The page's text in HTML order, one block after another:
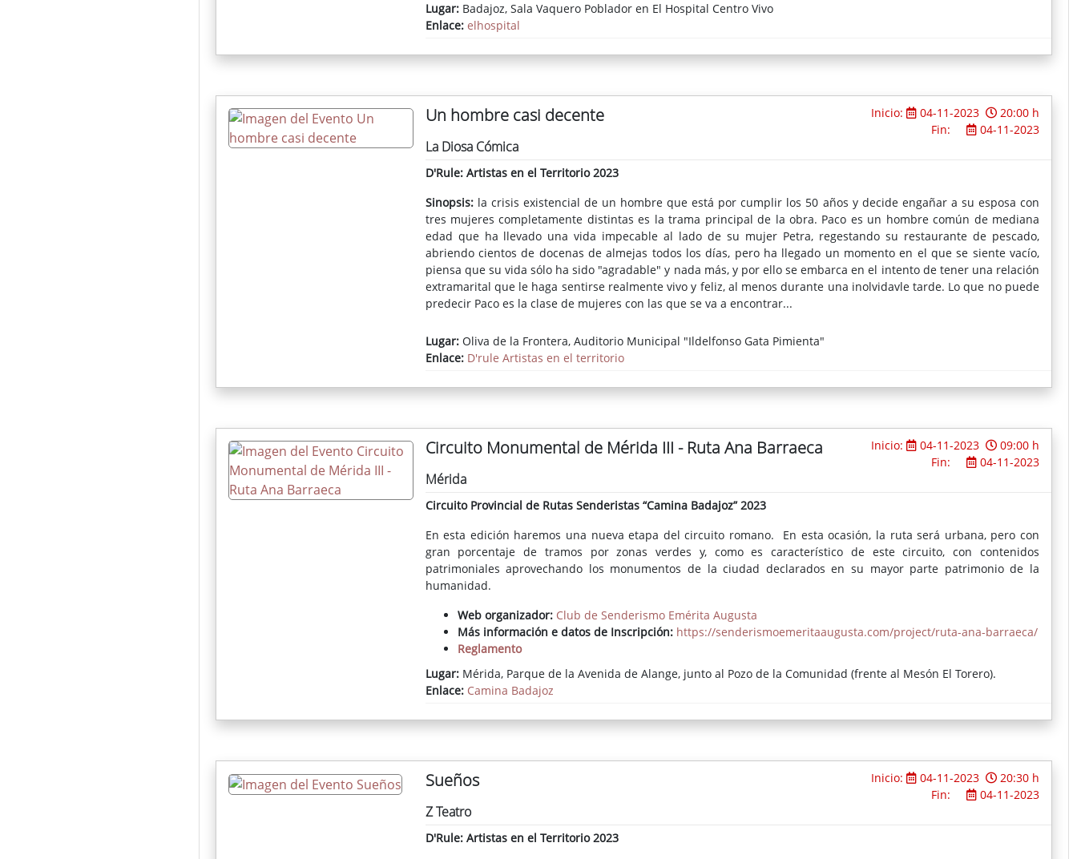
Lugar:Badajoz, Sala Vaquero Poblador en El Hospital Centro Vivo
Enlace: elhospital
Un hombre casi decente Inicio: 04-11-2023
20:00 h
Fin:
04-11-2023
La Diosa Cómica
D'Rule: Artistas en el Territorio 2023
Sinopsis: la crisis existencial de un hombre que está por cumplir los 50 años y decide engañar a su esposa con
tres mujeres completamente distintas es la trama principal de la obra. Paco es un hombre común de mediana
edad que ha llevado una vida impecable al lado de su mujer Petra, regestando su restaurante de pescado,
abriendo cientos de docenas de almejas todos los días, pero ha llegado un momento en el que se siente vacío,
piensa que su vida sólo ha sido "agradable" y nada más, y por ello se embarca en el intento de tener una relación
extramarital que le haga sentirse realmente vivo y feliz, al menos durante una inolvidavle tarde. Lo que no puede
predecir Paco es la clase de mujeres con las que se va a encontrar...
Lugar:Oliva de la Frontera, Auditorio Municipal "Ildelfonso Gata Pimienta"
Enlace: D'rule Artistas en el territorio
Circuito Monumental de Mérida III - Ruta Ana Barraeca Inicio: 04-11-2023
09:00 h
Fin:
04-11-2023
Mérida
Circuito Provincial de Rutas Senderistas “Camina Badajoz” 2023
En esta edición haremos una nueva etapa del circuito romano. En esta ocasión, la ruta será urbana, pero con
gran porcentaje de tramos por zonas verdes y, como es característico de este circuito, con contenidos
patrimoniales aprovechando los monumentos de la ciudad declarados en su mayor parte patrimonio de la
humanidad.
Web organizador: Club de Senderismo Emérita Augusta
Más información e datos de Inscripción: https://senderismoemeritaaugusta.com/project/ruta-ana-barraeca/
Reglamento
Track de la ruta
Lugar:Mérida, Parque de la Avenida de Alange, junto al Pozo de la Comunidad (frente al Mesón El Torero).
Enlace: Camina Badajoz
Sueños Inicio: 04-11-2023
20:30 h
Fin:
04-11-2023
Z Teatro
D'Rule: Artistas en el Territorio 2023